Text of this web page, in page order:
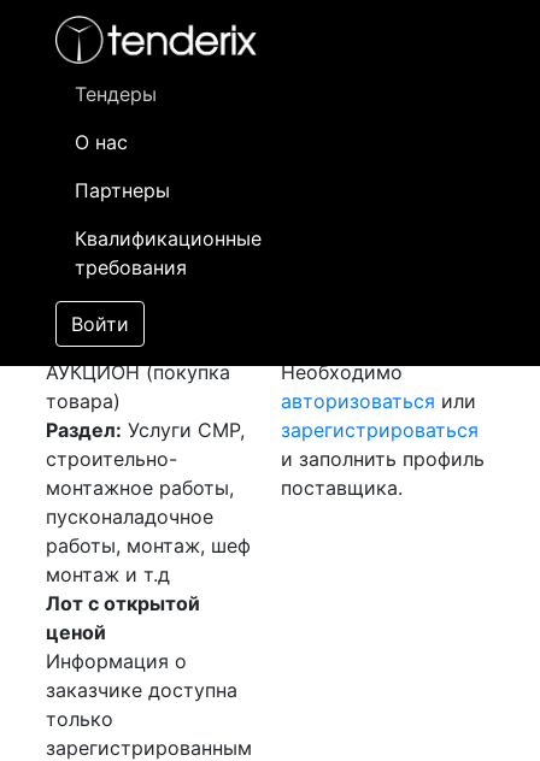
Тендеры
О нас
Партнеры
Квалификационные
требования
Войти
- активный лот
- сохраненный лот (не опубликован)
Закуп:
Асфальтирование и
благоустройство
[Завершен]
Лот №:5622
АУКЦИОН (покупка
товара)
Раздел: Услуги СМР,
строительно-
монтажное работы,
пусконаладочное
работы, монтаж, шеф
монтаж и т.д
Лот с открытой
ценой
Информация о
заказчике доступна
только
зарегистрированным
Необходимо
авторизоваться или
зарегистрироваться
и заполнить профиль
поставщика.